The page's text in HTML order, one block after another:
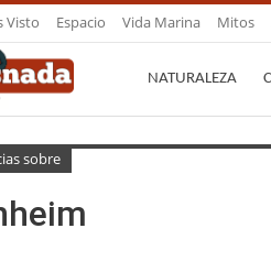
Visto Espacio Vida Marina Mitos
NATURALEZA
sobre